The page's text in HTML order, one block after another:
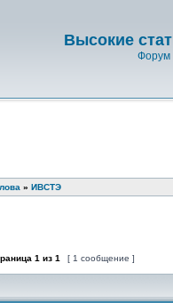
Высокие
Форум
» ИВСТЭ
1 из 1 [ 1 сообщение ]